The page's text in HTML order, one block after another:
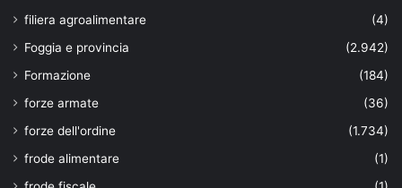
filiera agroalimentare
(4)
Foggia e provincia
(2.942)
Formazione
(184)
forze armate
(36)
forze dell'ordine
(1.734)
frode alimentare
(1)